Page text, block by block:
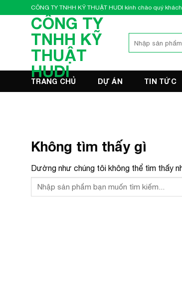
qua
CÔNG TY TNHH KỸ THUẬT HUDI kính chào quý
CÔNG TY
TNHH KỸ
THUẬT
HUDI
kiếm:
TRANG CHỦ DỰ ÁN TIN TỨC
Không tìm thấy gì
Dường như chúng tôi không thể tìm thấy